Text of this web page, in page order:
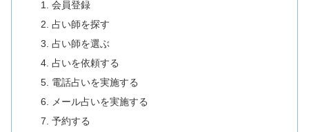
会員登録
占い師を探す
占い師を選ぶ
占いを依頼する
電話占いを実施する
メール占いを実施する
予約する